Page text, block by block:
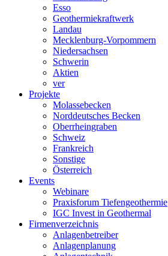
Esso
Geothermiekraftwerk
Landau
Mecklenburg-Vorpommern
Niedersachsen
Schwerin
Aktien
ver
Projekte
Molassebecken
Norddeutsches Becken
Oberrheingraben
Schweiz
Frankreich
Sonstige
Österreich
Events
Webinare
Praxisforum Tiefengeothermie
IGC Invest in Geothermal
Firmenverzeichnis
Anlagenbetreiber
Anlagenplanung